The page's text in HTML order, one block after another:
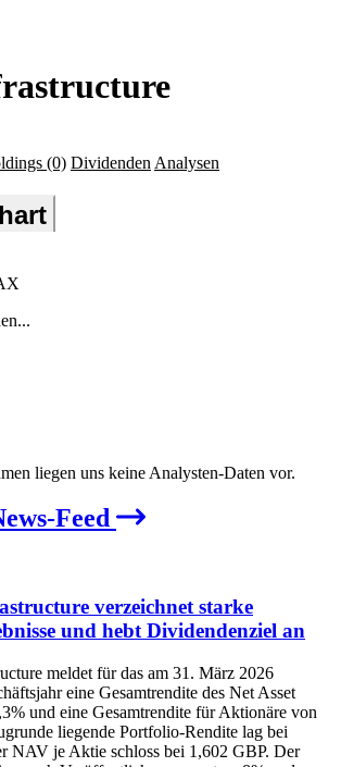
(0) Dividenden Analysen
liegen uns keine Analysten-Daten vor.
Feed
verzeichnet starke
und hebt Dividendenziel an
meldet für das am 31. März 2026
eine Gesamtrendite des Net Asset
und eine Gesamtrendite für Aktionäre von
liegende Portfolio-Rendite lag bei
NAV je Aktie schloss bei 1,602 GBP. Der